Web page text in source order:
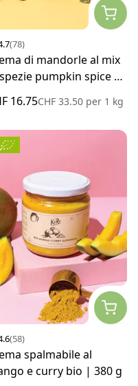
(78)
di mandorle al mix
pumpkin spice |
16.75CHF 33.50 per 1 kg
(58)
spalmabile al
e curry bio | 380 g